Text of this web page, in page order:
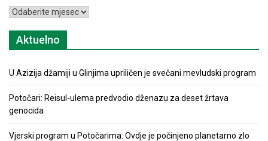
Arhiva
Aktuelno
U Azizija džamiji u Glinjima upriličen je svečani mevludski program
Potočari: Reisul-ulema predvodio dženazu za deset žrtava
genocida
Vjerski program u Potočarima: Ovdje je počinjeno planetarno zlo